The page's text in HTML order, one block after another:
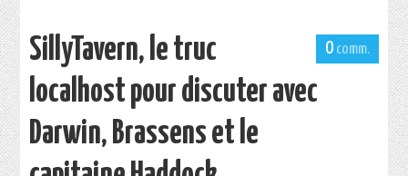
0
SillyTavern, le truc
localhost pour discuter avec
Darwin, Brassens et le